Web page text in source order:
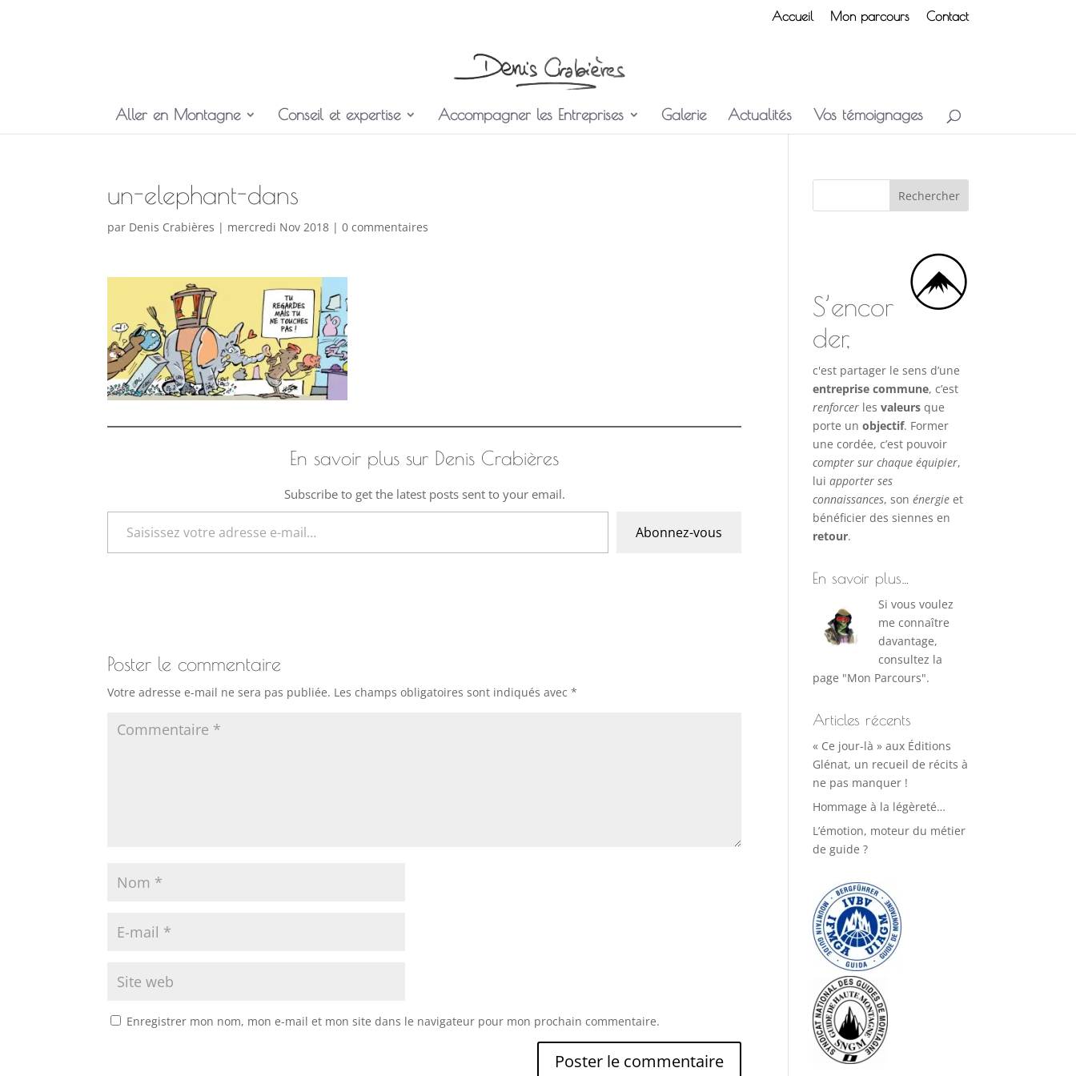
Accueil Mon parcours Contact
Aller en Montagne Conseil et expertise Accompagner les Entreprises Galerie Actualités Vos témoignages
un-elephant-dans
par Denis Crabières | mercredi Nov 2018 |0 commentaires
En savoir plus sur Denis Crabières
Subscribe to get the latest posts sent to your email.
Saisissez votre adresse e-mail…
Abonnez-vous
Poster le commentaire
Votre adresse e-mail ne sera pas publiée. Les champs obligatoires sont indiqués avec*
Enregistrer mon nom, mon e-mail et mon site dans le navigateur pour mon prochain commentaire.
S’encor
der,
c'est partager le sens d’une
entreprise commune, c’est
renforcer lesvaleurs que
porte unobjectif. Former
une cordée, c’est pouvoir
compter sur chaque équipier,
luiapporter ses
connaissances, sonénergie et
bénéficier des siennes en
retour.
En savoir plus…
Si vous voulez
me connaître
davantage,
consultez la
page "Mon Parcours".
Articles récents
« Ce jour-là » aux Éditions
Glénat, un recueil de récits à
ne pas manquer !
Hommage à la légèreté…
L’émotion, moteur du métier
de guide ?